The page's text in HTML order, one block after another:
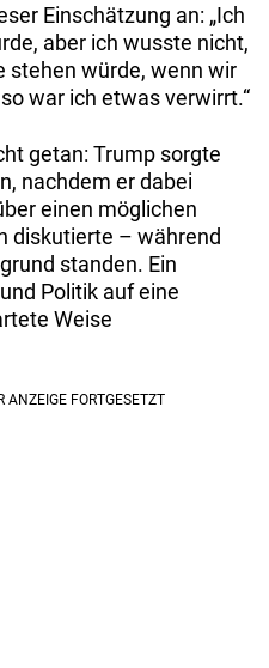
Einschätzung an: „Ich
aber ich wusste nicht,
stehen würde, wenn wir
war ich etwas verwirrt.“
getan: Trump sorgte
nachdem er dabei
einen möglichen
diskutierte – während
standen. Ein
Politik auf eine
Weise